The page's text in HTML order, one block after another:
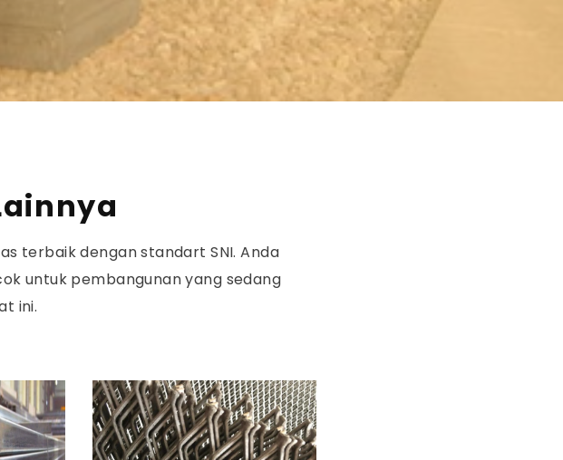
terbaik dengan standart SNI. Anda
untuk pembangunan yang sedang
ini.